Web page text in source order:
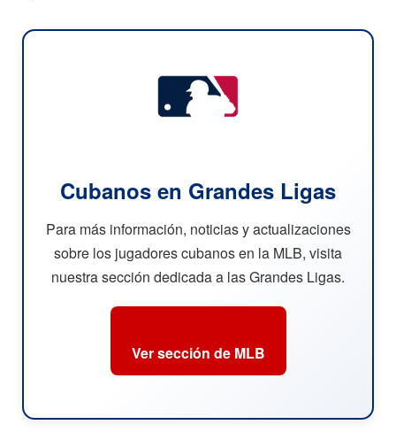
Cubanos en Grandes Ligas
Para más información, noticias y actualizaciones
sobre los jugadores cubanos en la MLB, visita
nuestra sección dedicada a las Grandes Ligas.
Ver sección de MLB